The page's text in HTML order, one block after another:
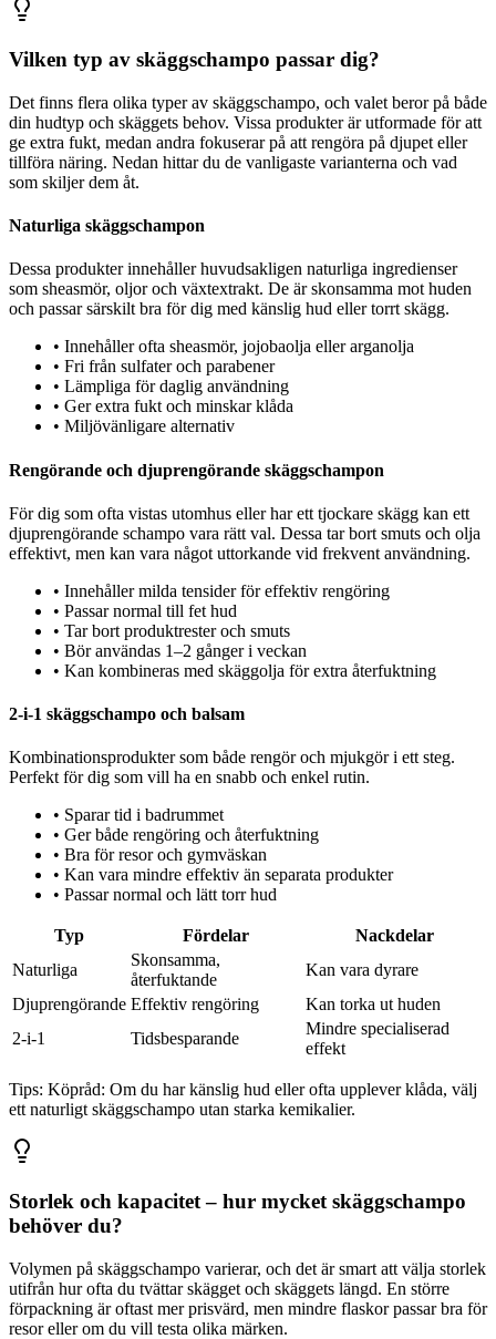
Vilken typ av skäggschampo passar dig?
Det finns flera olika typer av skäggschampo, och valet beror på både
din hudtyp och skäggets behov. Vissa produkter är utformade för att
ge extra fukt, medan andra fokuserar på att rengöra på djupet eller
tillföra näring. Nedan hittar du de vanligaste varianterna och vad
som skiljer dem åt.
Naturliga skäggschampon
Dessa produkter innehåller huvudsakligen naturliga ingredienser
som sheasmör, oljor och växtextrakt. De är skonsamma mot huden
och passar särskilt bra för dig med känslig hud eller torrt skägg.
• Innehåller ofta sheasmör, jojobaolja eller arganolja
• Fri från sulfater och parabener
• Lämpliga för daglig användning
• Ger extra fukt och minskar klåda
• Miljövänligare alternativ
Rengörande och djuprengörande skäggschampon
För dig som ofta vistas utomhus eller har ett tjockare skägg kan ett
djuprengörande schampo vara rätt val. Dessa tar bort smuts och olja
effektivt, men kan vara något uttorkande vid frekvent användning.
• Innehåller milda tensider för effektiv rengöring
• Passar normal till fet hud
• Tar bort produktrester och smuts
• Bör användas 1–2 gånger i veckan
• Kan kombineras med skäggolja för extra återfuktning
2-i-1 skäggschampo och balsam
Kombinationsprodukter som både rengör och mjukgör i ett steg.
Perfekt för dig som vill ha en snabb och enkel rutin.
• Sparar tid i badrummet
• Ger både rengöring och återfuktning
• Bra för resor och gymväskan
• Kan vara mindre effektiv än separata produkter
• Passar normal och lätt torr hud
Typ Fördelar
Nackdelar
Naturliga
Skonsamma,
återfuktande
Kan vara dyrare
Djuprengörande Effektiv rengöring
Kan torka ut huden
2-i-1
Tidsbesparande
Mindre specialiserad
effekt
Tips: Köpråd: Om du har känslig hud eller ofta upplever klåda, välj
ett naturligt skäggschampo utan starka kemikalier.
Storlek och kapacitet – hur mycket skäggschampo
behöver du?
Volymen på skäggschampo varierar, och det är smart att välja storlek
utifrån hur ofta du tvättar skägget och skäggets längd. En större
förpackning är oftast mer prisvärd, men mindre flaskor passar bra för
resor eller om du vill testa olika märken.